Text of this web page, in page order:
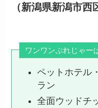
（新潟県新潟市西
ワンワンぷれじゃー
ペットホテル
ラン
全面ウッドチ